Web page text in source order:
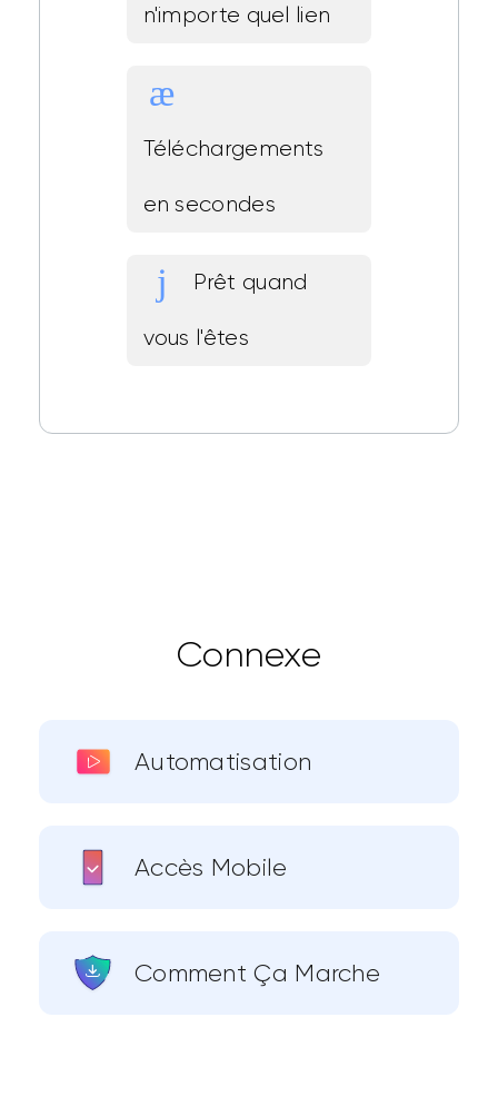
n'importe quel lien
Téléchargements
en secondes
Prêt quand
vous l'êtes
Connexe
Automatisation
Accès Mobile
Comment Ça Marche